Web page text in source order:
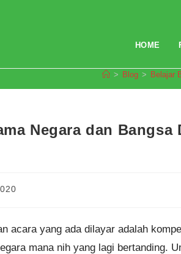
HOME
> Blog > Belajar
Negara dan Bangsa
acara yang ada dilayar adalah
mana nih yang lagi bertanding.